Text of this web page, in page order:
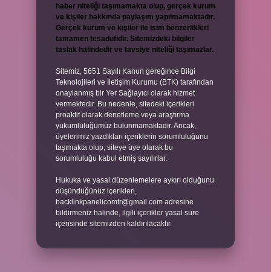
haber niteliği taşımamakta olup, gerçek kurum
ve kişiler hakkında paylaşım yapılmamaktadır.
Gerçek kurum ve kişiler ile isim benzerlikleri
tamamen tesadüfidir. Sitemizdeki bilgiler
taslak halindedir ve tavsiye niteliği taşımazlar.
Sitemiz, 5651 Sayılı Kanun gereğince Bilgi
Teknolojileri ve İletişim Kurumu (BTK) tarafından
onaylanmış bir Yer Sağlayıcı olarak hizmet
vermektedir. Bu nedenle, sitedeki içerikleri
proaktif olarak denetleme veya araştırma
yükümlülüğümüz bulunmamaktadır. Ancak,
üyelerimiz yazdıkları içeriklerin sorumluluğunu
taşımakta olup, siteye üye olarak bu
sorumluluğu kabul etmiş sayılırlar.
Hukuka ve yasal düzenlemelere aykırı olduğunu
düşündüğünüz içerikleri,
backlinkpanelicomtr@gmail.com adresine
bildirmeniz halinde, ilgili içerikler yasal süre
içerisinde sitemizden kaldırılacaktır.